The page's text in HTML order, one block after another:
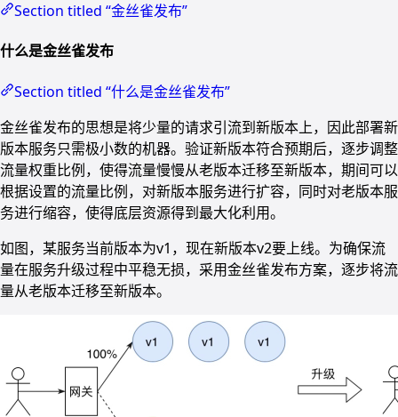
Section titled “金丝雀发布”
什么是金丝雀发布
Section titled “什么是金丝雀发布”
金丝雀发布的思想是将少量的请求引流到新版本上，因此部署新
版本服务只需极小数的机器。验证新版本符合预期后，逐步调整
流量权重比例，使得流量慢慢从老版本迁移至新版本，期间可以
根据设置的流量比例，对新版本服务进行扩容，同时对老版本服
务进行缩容，使得底层资源得到最大化利用。
如图，某服务当前版本为v1，现在新版本v2要上线。为确保流
量在服务升级过程中平稳无损，采用金丝雀发布方案，逐步将流
量从老版本迁移至新版本。